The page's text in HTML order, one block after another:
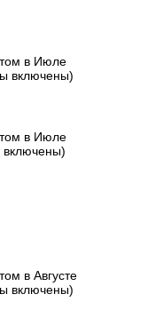
в Июле
включены)
в Июле
включены)
в Августе
включены)